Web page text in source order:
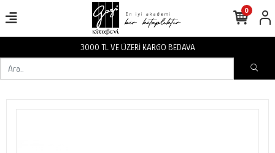
3000 TL VE ÜZERİ KARGO BEDAVA
0